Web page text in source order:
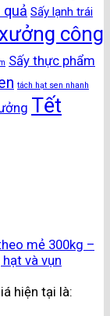
quả Sấy lạnh trái
công
Sấy thực phẩm
tách hạt sen nhanh
Tết
mẻ 300kg –
và vụn
hiện tại là: